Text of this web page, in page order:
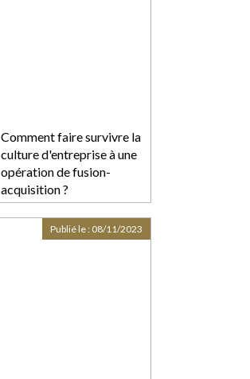
Comment faire survivre la
culture d'entreprise à une
opération de fusion-
acquisition ?
Publié le : 08/11/2023